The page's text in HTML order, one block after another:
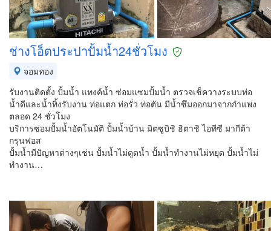
ช่างโอ็ตประปาปั้มน้ำ24ชั่วโมง
จอมทอง
รับงานติดตั้ง ปั้มน้ำ แทงค์น้ำ ซ่อมแซมปั้มน้ำ ตรวจเช็ควางระบบท่อ
น้ำดีและน้ำทิ้งรับงาน ท่อแตก ท่อรั่ว ท่อตัน มีน้ำซึมออกมาจากกำแพง
ตลอด 24 ชั่วโมง
บริการซ่อมปั้มน้ำอัตโนมัติ ปั้มน้ำบ้าน มิตซูบิชิ ฮิตาชิ ไอทีซี มากีต้า
กรุนฟอส
ปั้มน้ำมีปัญหาต่างๆเช่น ปั้มน้ำไม่ดูดน้ำ ปั้มน้ำทำงานไม่หยุด ปั้มน้ำไม่
ทำงาน…